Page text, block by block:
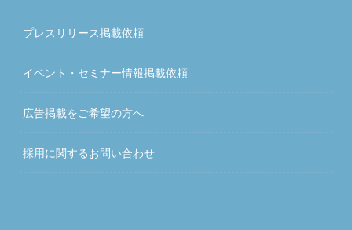
プレスリリース掲載依頼
イベント・セミナー情報掲載依頼
広告掲載をご希望の方へ
採用に関するお問い合わせ